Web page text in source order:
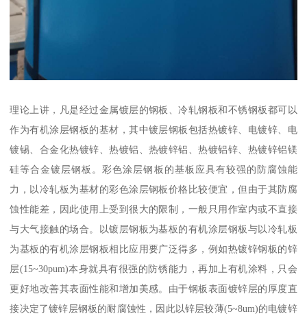
理论上讲，凡是经过金属镀层的钢板、冷轧钢板和不锈钢板都可以
作为有机涂层钢板的基材，其中镀层钢板包括热镀锌、电镀锌、电
镀锡、合金化热镀锌、热镀铝、热镀锌铝、热镀铝锌、热镀锌铝镁
硅等合金镀层钢板。彩色涂层钢板的基板应具有较强的防腐蚀能
力，以冷轧板为基材的彩色涂层钢板价格比较便宜，但由于其防腐
蚀性能差，因此使用上受到很大的限制，一般只用作室内或不直接
与大气接触的场合。以镀层钢板为基板的有机涂层钢板与以冷轧板
为基板的有机涂层钢板相比应用要广泛得多，例如热镀锌钢板的锌
层(15~30pum)本身就具有很强的防锈能力，再加上有机涂料，只会
更好地改善其表面性能和增加美感。由于钢板表面镀锌层的厚度直
接决定了镀锌层钢板的耐腐蚀性，因此以锌层较薄(5~8um)的电镀锌